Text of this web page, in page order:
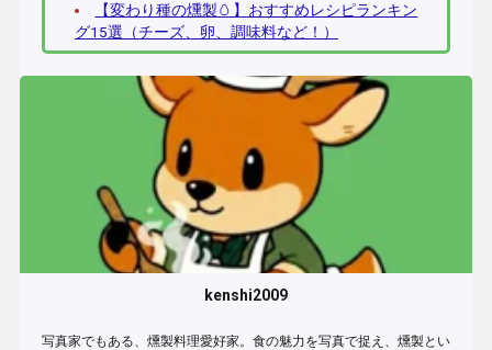
【変わり種の燻製🥚】おすすめレシピランキン
グ15選（チーズ、卵、調味料など！）
kenshi2009
写真家でもある、燻製料理愛好家。食の魅力を写真で捉え、燻製とい